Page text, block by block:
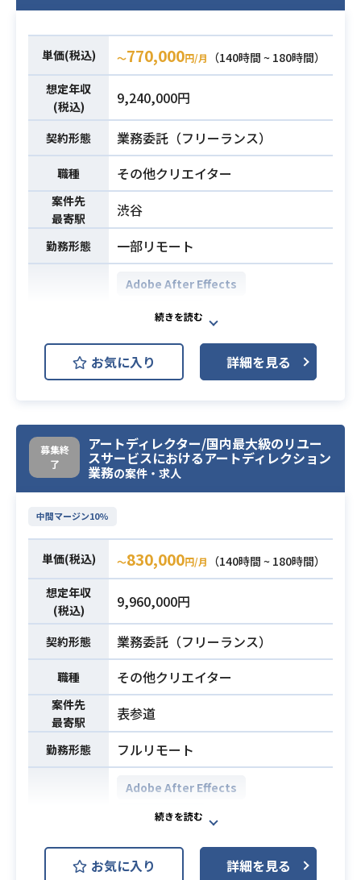
業務内容
画広告、企画、コンテの制作など、
映像制作全般を行っています。
【業務内容】
・YouTube動画やプロモーション映
像等の編集業務やクオリティーチェ
・デジタルエンターテインメントコ
ンテンツやスポーツを始めとする、
グループ全体の事業価値向上のため
のPVや動画の編集業務
【仕事のやりがい】
・関わるサービスの幅が広い
デジタルエンターテインメント、ス
ポーツ、ライフスタイルなど様々な
サービスに対してクリエイティブ支
援を行います。
る事が可能です。
・映像の反響をダイレクトに得るこ
トで披露され、反響をその目で見る
機会があります。
【仕事の進め方】
映像ディレクターと連携をしながら
成を検討、
撮影した素材や必要に応じてグラフ
ィック、テロップ制作も含めて動画
編集を行います。
必須スキル
・Premiere Proを用いた動画編集及
びAfter Effectsによるアニメーショ
ンの組み込み経験
・ゲームのプロモーション動画など
エンタメ要素の強い映像制作経験
単価(税込) 〜770,000円/月
（140時間 ~ 180時間）
想定年収
(税込)
9,240,000円
契約形態 業務委託（フリーランス）
職種 その他クリエイター
案件先
最寄駅
渋谷
勤務形態 一部リモート
Adobe After Effects
Final Cut Pro
Adobe Premiere Pro
Adobe XD
業務内容
CLが提供する各エンタメコンテンツ
を行っていただきます。
ご経験スキルに応じて、動画企画や
撮影などもお任せいたします。
必須スキル
・TV業界でのバラエティ要素の強い
・Premiere Pro、After Effectsの使
用経験2年以上
・Photoshopの使用経験
お気に入り 詳細を見る
募集終
了
アートディレクター/国内最大級のリユー
スサービスにおけるアートディレクション
業務の案件・求人
中間マージン10%
単価(税込) 〜830,000円/月
（140時間 ~ 180時間）
想定年収
(税込)
9,960,000円
契約形態 業務委託（フリーランス）
職種 その他クリエイター
案件先
最寄駅
表参道
勤務形態 フルリモート
Adobe After Effects
Final Cut Pro
Adobe Premiere Pro
Adobe XD
お気に入り 詳細を見る